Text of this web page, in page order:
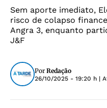
Sem aporte imediato,
risco de colapso
Angra 3, enquanto
J&F
Por Redação
26/10/2025 - 19:20 h |